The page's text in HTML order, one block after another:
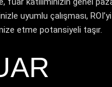
uyumlu çalışması, ROI’yi
etme potansiyeli taşır.